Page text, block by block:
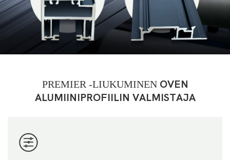
PREMIER -LIUKUMINEN OVEN
ALUMIINIPROFIILIN VALMISTAJA